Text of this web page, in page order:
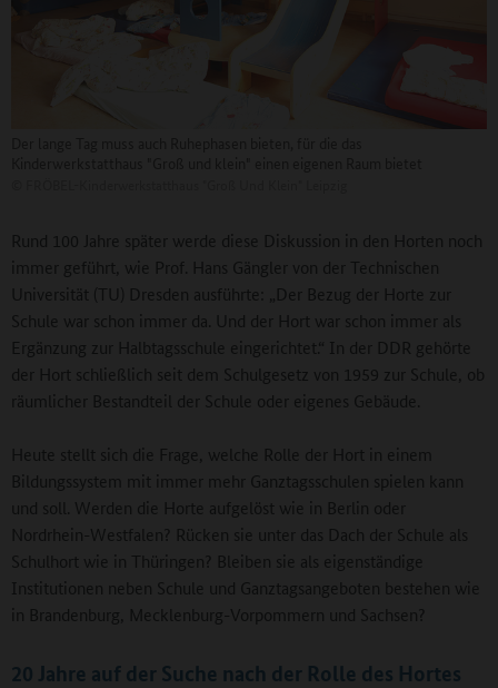
Rund 100 Jahre später werde diese Diskussion in den Horten noch
immer geführt, wie Prof. Hans Gängler von der Technischen
Universität (TU) Dresden ausführte: „Der Bezug der Horte zur
Schule war schon immer da. Und der Hort war schon immer als
Ergänzung zur Halbtagsschule eingerichtet.“ In der DDR gehörte
der Hort schließlich seit dem Schulgesetz von 1959 zur Schule, ob
räumlicher Bestandteil der Schule oder eigenes Gebäude.
Heute stellt sich die Frage, welche Rolle der Hort in einem
Bildungssystem mit immer mehr Ganztagsschulen spielen kann
und soll. Werden die Horte aufgelöst wie in Berlin oder
Nordrhein-Westfalen? Rücken sie unter das Dach der Schule als
Schulhort wie in Thüringen? Bleiben sie als eigenständige
Institutionen neben Schule und Ganztagsangeboten bestehen wie
in Brandenburg, Mecklenburg-Vorpommern und Sachsen?
20 Jahre auf der Suche nach der Rolle des Hortes